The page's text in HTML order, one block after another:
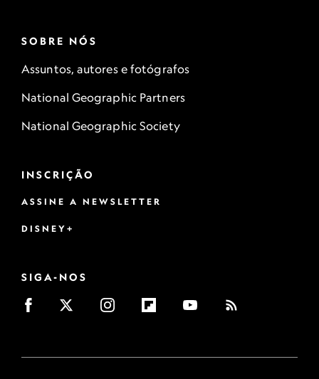
SOBRE NÓS
Assuntos, autores e fotógrafos
National Geographic Partners
National Geographic Society
INSCRIÇÃO
ASSINE A NEWSLETTER
DISNEY+
SIGA-NOS